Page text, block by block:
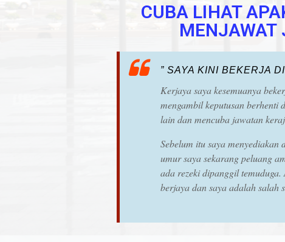
CUBA LIHAT
MENJAWAT
” SAYA KINI BEKERJA
Kerjaya saya kesemuanya
mengambil keputusan berhenti
lain dan mencuba jawatan
Sebelum itu saya
umur saya sekarang peluang
ada rezeki dipanggil
berjaya dan saya adalah salah